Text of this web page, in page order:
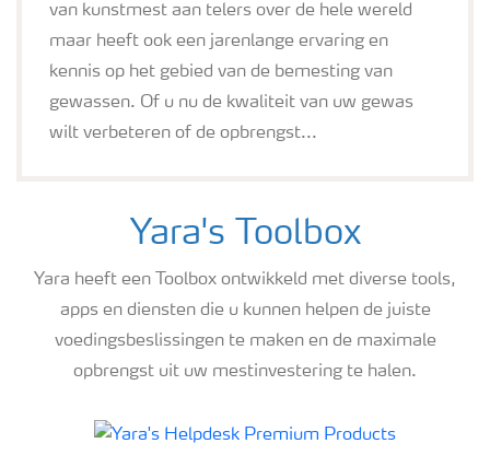
van kunstmest aan telers over de hele wereld
maar heeft ook een jarenlange ervaring en
kennis op het gebied van de bemesting van
gewassen. Of u nu de kwaliteit van uw gewas
wilt verbeteren of de opbrengst...
Yara's Toolbox
Yara heeft een Toolbox ontwikkeld met diverse tools,
apps en diensten die u kunnen helpen de juiste
voedingsbeslissingen te maken en de maximale
opbrengst uit uw mestinvestering te halen.